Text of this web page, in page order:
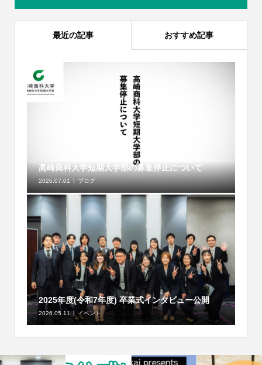
最近の記事 おすすめ記事
高崎商科大学短期大学部の募集停止について
2026.07.01 ブログ
2025年度(令和7年度) 卒業式インタビュー公開
2026.05.11 イベント